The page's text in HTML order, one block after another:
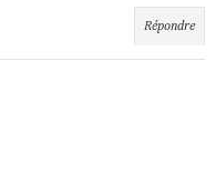
Répondre